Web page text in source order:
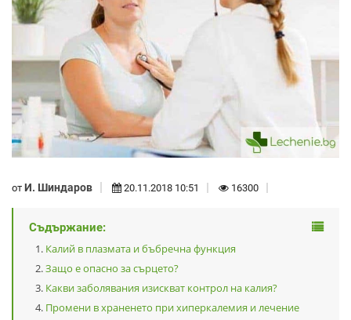
от И. Шиндаров 20.11.2018 10:51 16300
Съдържание:
Калий в плазмата и бъбречна функция
Защо е опасно за сърцето?
Какви заболявания изискват контрол на калия?
Промени в храненето при хиперкалемия и лечение